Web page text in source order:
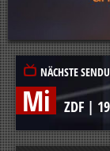
NÄCHSTE
Mi ZDF |